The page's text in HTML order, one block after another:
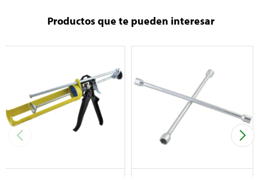
Productos que te pueden interesar